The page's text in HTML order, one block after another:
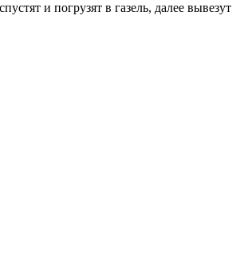
и погрузят в газель, далее вывезут